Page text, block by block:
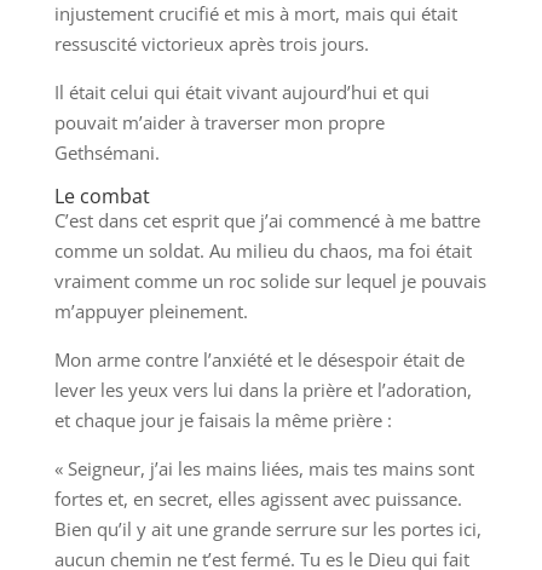
injustement crucifié et mis à mort, mais qui était
ressuscité victorieux après trois jours.
Il était celui qui était vivant aujourd’hui et qui
pouvait m’aider à traverser mon propre
Gethsémani.
Le combat
C’est dans cet esprit que j’ai commencé à me battre
comme un soldat. Au milieu du chaos, ma foi était
vraiment comme un roc solide sur lequel je pouvais
m’appuyer pleinement.
Mon arme contre l’anxiété et le désespoir était de
lever les yeux vers lui dans la prière et l’adoration,
et chaque jour je faisais la même prière :
« Seigneur, j’ai les mains liées, mais tes mains sont
fortes et, en secret, elles agissent avec puissance.
Bien qu’il y ait une grande serrure sur les portes ici,
aucun chemin ne t’est fermé. Tu es le Dieu qui fait